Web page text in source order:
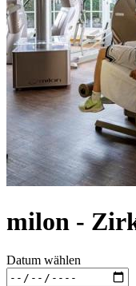
milon -
Datum wählen